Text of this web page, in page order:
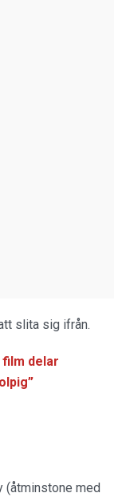
slita sig ifrån.
delar
(åtminstone med